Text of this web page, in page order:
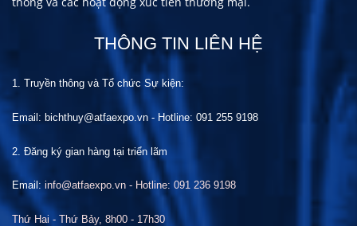
THÔNG TIN LIÊN HỆ
1. Truyền thông và Tổ chức Sự kiện:
Email: bichthuy@atfaexpo.vn - Hotline: 091 255 9198
2. Đăng ký gian hàng tại triển lãm
Email: info@atfaexpo.vn - Hotline: 091 236 9198
Thứ Hai - Thứ Bảy, 8h00 - 17h30